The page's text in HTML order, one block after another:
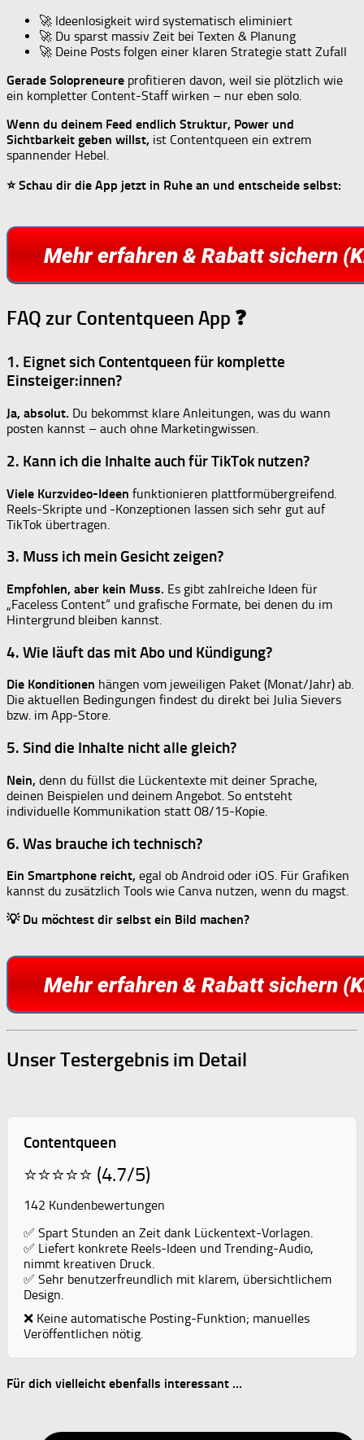
🚀 Ideenlosigkeit wird systematisch eliminiert
🚀 Du sparst massiv Zeit bei Texten & Planung
🚀 Deine Posts folgen einer klaren Strategie statt Zufall
Gerade Solopreneure profitieren davon, weil sie plötzlich wie
ein kompletter Content-Staff wirken – nur eben solo.
Wenn du deinem Feed endlich Struktur, Power und
Sichtbarkeit geben willst, ist Contentqueen ein extrem
spannender Hebel.
⭐ Schau dir die App jetzt in Ruhe an und entscheide selbst:
FAQ zur Contentqueen App ❓
1. Eignet sich Contentqueen für komplette
Einsteiger:innen?
Ja, absolut. Du bekommst klare Anleitungen, was du wann
posten kannst – auch ohne Marketingwissen.
2. Kann ich die Inhalte auch für TikTok nutzen?
Viele Kurzvideo-Ideen funktionieren plattformübergreifend.
Reels-Skripte und -Konzeptionen lassen sich sehr gut auf
TikTok übertragen.
3. Muss ich mein Gesicht zeigen?
Empfohlen, aber kein Muss. Es gibt zahlreiche Ideen für
„Faceless Content“ und grafische Formate, bei denen du im
Hintergrund bleiben kannst.
4. Wie läuft das mit Abo und Kündigung?
Die Konditionen hängen vom jeweiligen Paket (Monat/Jahr) ab.
Die aktuellen Bedingungen findest du direkt bei Julia Sievers
bzw. im App-Store.
5. Sind die Inhalte nicht alle gleich?
Nein, denn du füllst die Lückentexte mit deiner Sprache,
deinen Beispielen und deinem Angebot. So entsteht
individuelle Kommunikation statt 08/15-Kopie.
6. Was brauche ich technisch?
Ein Smartphone reicht, egal ob Android oder iOS. Für Grafiken
kannst du zusätzlich Tools wie Canva nutzen, wenn du magst.
💡 Du möchtest dir selbst ein Bild machen?
Unser Testergebnis im Detail
Contentqueen
⭐⭐⭐⭐⭐ (4.7/5)
142 Kundenbewertungen
✅ Spart Stunden an Zeit dank Lückentext-Vorlagen.
✅ Liefert konkrete Reels-Ideen und Trending-Audio,
nimmt kreativen Druck.
✅ Sehr benutzerfreundlich mit klarem, übersichtlichem
Design.
❌ Keine automatische Posting-Funktion; manuelles
Veröffentlichen nötig.
Für dich vielleicht ebenfalls interessant …